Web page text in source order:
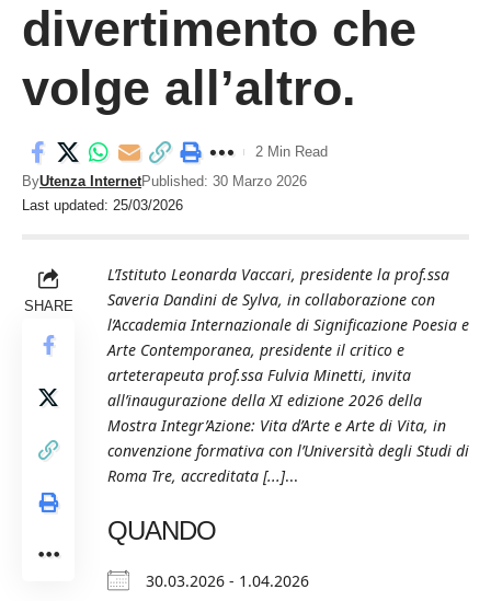
divertimento che
volge all’altro.
Last updated: 25/03/2026
ByUtenza InternetPublished: 30 Marzo 2026
2 Min Read
SHARE
L’Istituto Leonarda Vaccari, presidente la prof.ssa
Saveria Dandini de Sylva, in collaborazione con
l’Accademia Internazionale di Significazione Poesia e
Arte Contemporanea, presidente il critico e
arteterapeuta prof.ssa Fulvia Minetti, invita
all’inaugurazione della XI edizione 2026 della
Mostra Integr’Azione: Vita d’Arte e Arte di Vita, in
convenzione formativa con l’Università degli Studi di
Roma Tre, accreditata [...]...
QUANDO
30.03.2026 - 1.04.2026